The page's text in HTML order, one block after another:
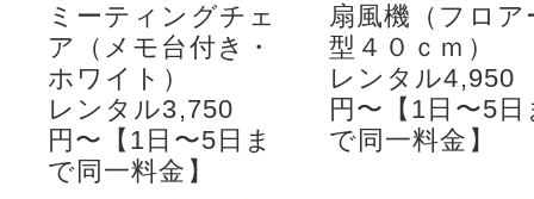
ミーティングチェ
ア（メモ台付き・
ホワイト）
レンタル3,750
円〜【1日〜5日ま
で同一料金】
扇風機（フロア
型４０ｃｍ）
レンタル4,950
円〜【1日〜5日
で同一料金】